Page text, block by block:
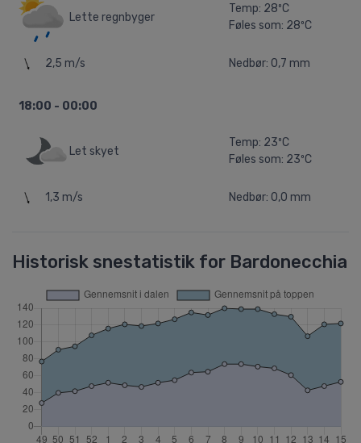
Lette regnbyger
Temp: 28ºC
Føles som: 28ºC
2,5 m/s Nedbør: 0,7 mm
18:00 - 00:00
Let skyet
Temp: 23ºC
Føles som: 23ºC
1,3 m/s Nedbør: 0,0 mm
Historisk snestatistik for Bardonecchia